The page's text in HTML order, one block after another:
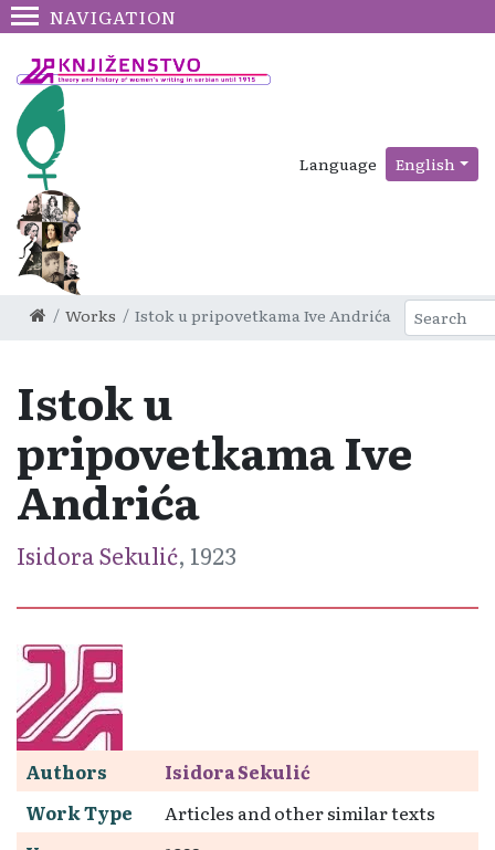
NAVIGATION
Language English
Works Istok u pripovetkama Ive Andrića
Istok u
pripovetkama Ive
Andrića
Isidora Sekulić, 1923
Authors
Isidora Sekulić
Work Type
Articles and other similar texts